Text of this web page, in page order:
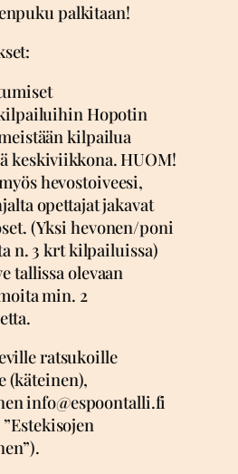
palkitaan!
Hopotin
kilpailua
keskiviikkona. HUOM!
hevostoiveesi,
opettajat jakavat
(Yksi hevonen/poni
n. 3 krt kilpailuissa)
tallissa olevaan
min. 2
ratsukoille
(käteinen),
info@espoontalli.fi